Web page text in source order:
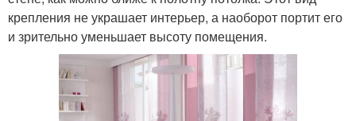
крепления не украшает интерьер, а наоборот портит его
и зрительно уменьшает высоту помещения.